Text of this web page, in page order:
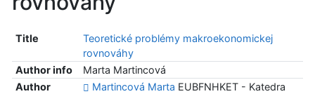
Title
Teoretické problémy makroekonomickej
rovnováhy
Author info
Marta Martincová
Author
Martincová Marta EUBFNHKET - Katedra